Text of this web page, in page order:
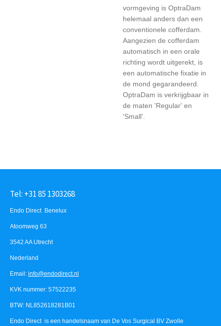
vormgeving is OptraDam
helemaal anders dan een
conventionele cofferdam.
Aangezien de cofferdam
automatisch in een orale
richting wordt uitgerekt, is
een automatische fixatie in
de mond gegarandeerd.
OptraDam is verkrijgbaar in
de maten 'Regular' en
'Small'.
Tel: +31 85 1303268
Endo Direct Benelux
Atoomweg 63
3542 AA Utrecht
Nederland
Email: info@endodirect.nl
KVK nummer: 57522235
BTW: NL852618281B01
Endo Direct is een handelsnaam van De Vos Surgical BV Zwolle